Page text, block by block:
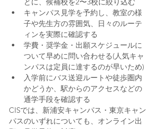
キャンパス見学を予約し、教室の様
子や先生方の雰囲気、日々のルーテ
ィンを実際に確認する
学費・奨学金・出願スケジュールに
ついて早めに問い合わせる(人気キャ
ンパスは定員に達するのが早いため)
入学前にバス送迎ルートや徒歩圏内
かどうか、駅からのアクセスなどの
通学手段を確認する
CISでは、新浦安キャンパス・東京キャン
パスのいずれについても、オンライン出